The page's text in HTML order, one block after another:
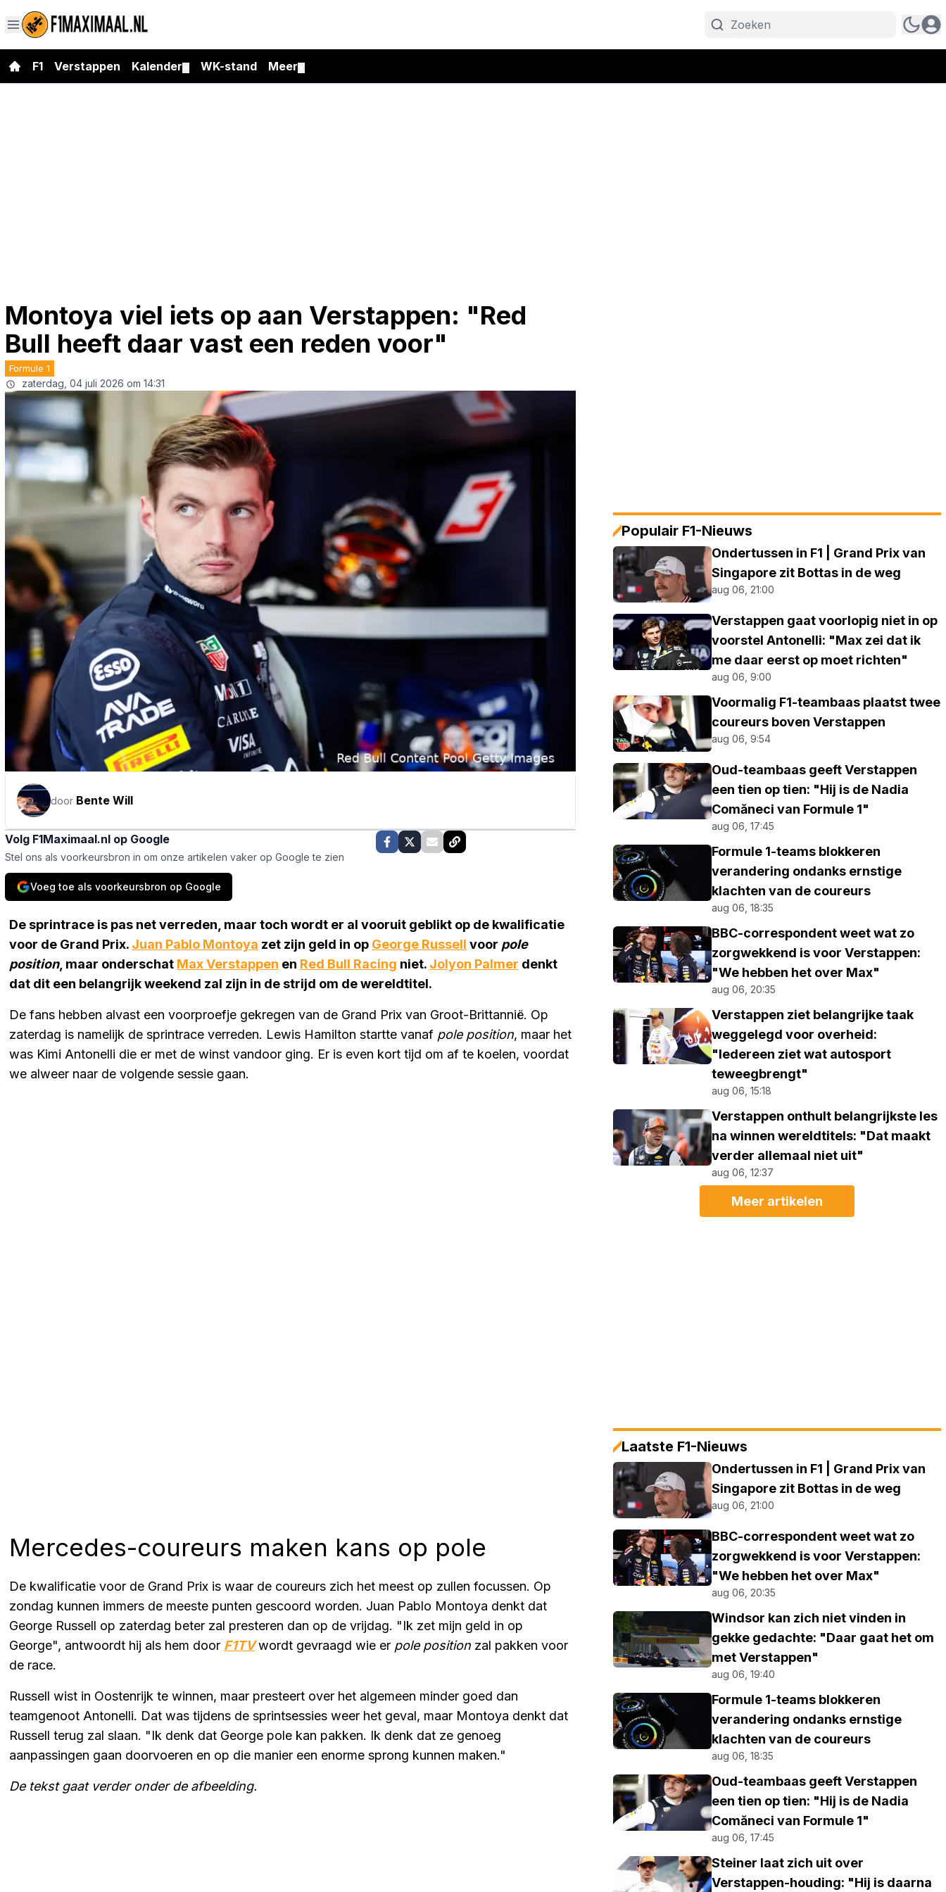
F1 Verstappen Kalender WK-stand Meer
Montoya viel iets op aan Verstappen: "Red
Bull heeft daar vast een reden voor"
Formule 1
zaterdag, 04 juli 2026 om 14:31
door Bente Will
Volg F1Maximaal.nl op Google
Stel ons als voorkeursbron in om onze artikelen vaker op Google te zien
Voeg toe als voorkeursbron op Google
De sprintrace is pas net verreden, maar toch wordt er al vooruit geblikt op de kwalificatie
voor de Grand Prix. Juan Pablo Montoya zet zijn geld in op George Russell voor pole
position, maar onderschat Max Verstappen en Red Bull Racing niet. Jolyon Palmer denkt
dat dit een belangrijk weekend zal zijn in de strijd om de wereldtitel.
De fans hebben alvast een voorproefje gekregen van de Grand Prix van Groot-Brittannië. Op
zaterdag is namelijk de sprintrace verreden. Lewis Hamilton startte vanaf pole position, maar het
was Kimi Antonelli die er met de winst vandoor ging. Er is even kort tijd om af te koelen, voordat
we alweer naar de volgende sessie gaan.
Mercedes-coureurs maken kans op pole
De kwalificatie voor de Grand Prix is waar de coureurs zich het meest op zullen focussen. Op
zondag kunnen immers de meeste punten gescoord worden. Juan Pablo Montoya denkt dat
George Russell op zaterdag beter zal presteren dan op de vrijdag. "Ik zet mijn geld in op
George", antwoordt hij als hem door F1TVwordt gevraagd wie er pole position zal pakken voor
de race.
Russell wist in Oostenrijk te winnen, maar presteert over het algemeen minder goed dan
teamgenoot Antonelli. Dat was tijdens de sprintsessies weer het geval, maar Montoya denkt dat
Russell terug zal slaan. "Ik denk dat George pole kan pakken. Ik denk dat ze genoeg
aanpassingen gaan doorvoeren en op die manier een enorme sprong kunnen maken."
De tekst gaat verder onder de afbeelding.
Populair F1-Nieuws
Ondertussen in F1 | Grand Prix van
Singapore zit Bottas in de weg
aug 06, 21:00
Verstappen gaat voorlopig niet in op
voorstel Antonelli: "Max zei dat ik
me daar eerst op moet richten"
aug 06, 9:00
Voormalig F1-teambaas plaatst twee
coureurs boven Verstappen
aug 06, 9:54
Oud-teambaas geeft Verstappen
een tien op tien: "Hij is de Nadia
Comăneci van Formule 1"
aug 06, 17:45
Formule 1-teams blokkeren
verandering ondanks ernstige
klachten van de coureurs
aug 06, 18:35
BBC-correspondent weet wat zo
zorgwekkend is voor Verstappen:
"We hebben het over Max"
aug 06, 20:35
Verstappen ziet belangrijke taak
weggelegd voor overheid:
"Iedereen ziet wat autosport
teweegbrengt"
aug 06, 15:18
Verstappen onthult belangrijkste les
na winnen wereldtitels: "Dat maakt
verder allemaal niet uit"
aug 06, 12:37
Meer artikelen
Laatste F1-Nieuws
Ondertussen in F1 | Grand Prix van
Singapore zit Bottas in de weg
aug 06, 21:00
BBC-correspondent weet wat zo
zorgwekkend is voor Verstappen:
"We hebben het over Max"
aug 06, 20:35
Windsor kan zich niet vinden in
gekke gedachte: "Daar gaat het om
met Verstappen"
aug 06, 19:40
Formule 1-teams blokkeren
verandering ondanks ernstige
klachten van de coureurs
aug 06, 18:35
Oud-teambaas geeft Verstappen
een tien op tien: "Hij is de Nadia
Comăneci van Formule 1"
aug 06, 17:45
Steiner laat zich uit over
Verstappen-houding: "Hij is daarna